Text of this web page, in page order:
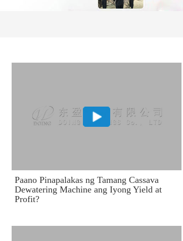
Paano Pinapalakas ng Tamang Cassava
Dewatering Machine ang Iyong Yield at
Profit?